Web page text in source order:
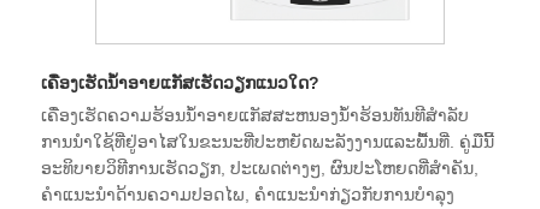
ເຄື່ອງເຮັດນ້ໍາອາຍແກັສເຮັດວຽກແນວໃດ?
ເຄື່ອງເຮັດຄວາມຮ້ອນນ້ໍາອາຍແກັສສະຫນອງນ້ໍາຮ້ອນທັນທີສໍາລັບ
ການນໍາໃຊ້ທີ່ຢູ່ອາໄສໃນຂະນະທີ່ປະຫຍັດພະລັງງານແລະພື້ນທີ່. ຄູ່ມືນີ້
ອະທິບາຍວິທີການເຮັດວຽກ, ປະເພດຕ່າງໆ, ຜົນປະໂຫຍດທີ່ສໍາຄັນ,
ຄໍາແນະນໍາດ້ານຄວາມປອດໄພ, ຄໍາແນະນໍາກ່ຽວກັບການບໍາລຸງ